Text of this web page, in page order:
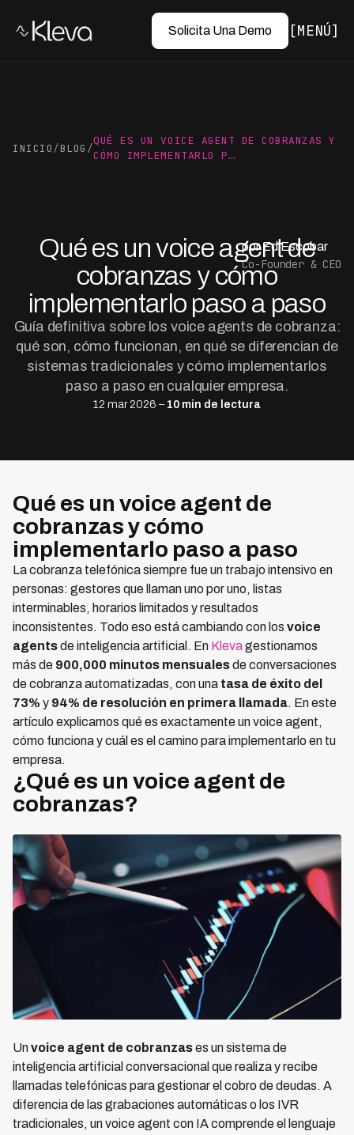
Solicita Una Demo MENÚ
INICIO/BLOG /
QUÉ ES UN VOICE AGENT DE COBRANZAS Y
CÓMO IMPLEMENTARLO P…
Qué es un voice agent de
cobranzas y cómo
implementarlo paso a paso
Guía definitiva sobre los voice agents de cobranza:
qué son, cómo funcionan, en qué se diferencian de
sistemas tradicionales y cómo implementarlos
paso a paso en cualquier empresa.
12 mar 2026 – 10 min de lectura
por Ed Escobar
Co-Founder & CEO
Qué es un voice agent de
cobranzas y cómo
implementarlo paso a paso
La cobranza telefónica siempre fue un trabajo intensivo en
personas: gestores que llaman uno por uno, listas
interminables, horarios limitados y resultados
inconsistentes. Todo eso está cambiando con los voice
agentsde inteligencia artificial. En Klevagestionamos
más de 900,000 minutos mensualesde conversaciones
de cobranza automatizadas, con una tasa de éxito del
73% y 94% de resolución en primera llamada. En este
artículo explicamos qué es exactamente un voice agent,
cómo funciona y cuál es el camino para implementarlo en tu
empresa.
¿Qué es un voice agent de
cobranzas?
Unvoice agent de cobranzases un sistema de
inteligencia artificial conversacional que realiza y recibe
llamadas telefónicas para gestionar el cobro de deudas. A
diferencia de las grabaciones automáticas o los IVR
tradicionales, un voice agent con IA comprende el lenguaje